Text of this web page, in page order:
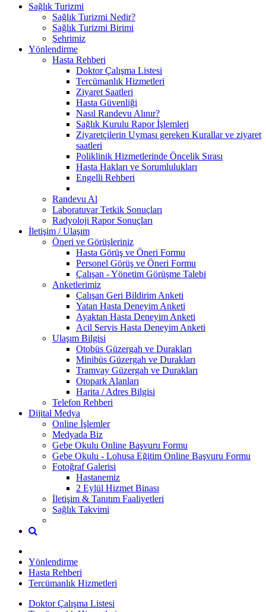
Sağlık Turizmi
Sağlık Turizmi Nedir?
Sağlık Turizmi Birimi
Şehrimiz
Yönlendirme
Hasta Rehberi
Doktor Çalışma Listesi
Tercümanlık Hizmetleri
Ziyaret Saatleri
Hasta Güvenliği
Nasıl Randevu Alınır?
Sağlık Kurulu Rapor İşlemleri
Ziyaretçilerin Uyması gereken Kurallar ve ziyaret
saatleri
Poliklinik Hizmetlerinde Öncelik Sırası
Hasta Hakları ve Sorumlulukları
Engelli Rehberi
Randevu Al
Laboratuvar Tetkik Sonuçları
Radyoloji Rapor Sonuçları
İletişim / Ulaşım
Öneri ve Görüşleriniz
Hasta Görüş ve Öneri Formu
Personel Görüş ve Öneri Formu
Çalışan - Yönetim Görüşme Talebi
Anketlerimiz
Çalışan Geri Bildirim Anketi
Yatan Hasta Deneyim Anketi
Ayaktan Hasta Deneyim Anketi
Acil Servis Hasta Deneyim Anketi
Ulaşım Bilgisi
Otobüs Güzergah ve Durakları
Minibüs Güzergah ve Durakları
Tramvay Güzergah ve Durakları
Otopark Alanları
Harita / Adres Bilgisi
Telefon Rehberi
Dijital Medya
Online İşlemler
Medyada Biz
Gebe Okulu Online Başvuru Formu
Gebe Okulu - Lohusa Eğitim Online Başvuru Formu
Fotoğraf Galerisi
Hastanemiz
2 Eylül Hizmet Binası
İletişim & Tanıtım Faaliyetleri
Sağlık Takvimi
Yönlendirme
Hasta Rehberi
Tercümanlık Hizmetleri
Doktor Çalışma Listesi